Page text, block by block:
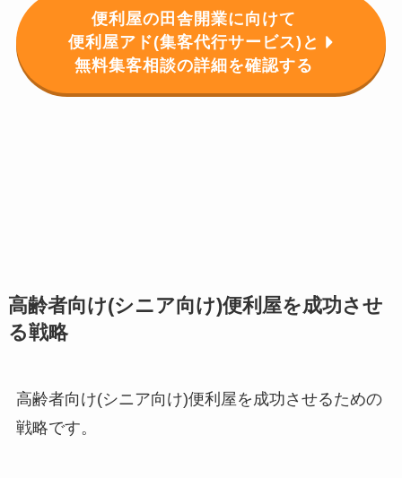
便利屋の田舎開業に向けて
便利屋アド(集客代行サービス)と
無料集客相談の詳細を確認する
高齢者向け(シニア向け)便利屋を成功させ
る戦略
高齢者向け(シニア向け)便利屋を成功させるための
戦略です。